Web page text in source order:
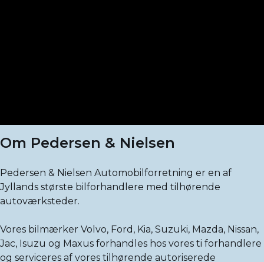
Om Pedersen & Nielsen
Pedersen & Nielsen Automobilforretning er en af
Jyllands største bilforhandlere med tilhørende
autoværksteder.
Vores bilmærker Volvo, Ford, Kia, Suzuki, Mazda, Nissan,
Jac, Isuzu og Maxus forhandles hos vores ti forhandlere
og serviceres af vores tilhørende autoriserede